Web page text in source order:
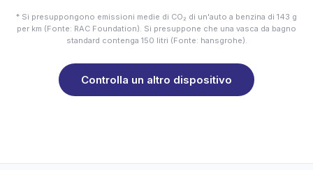
* Si presuppongono emissioni medie di CO₂ di un'auto a benzina di 143 g
per km (Fonte: RAC Foundation). Si presuppone che una vasca da bagno
standard contenga 150 litri (Fonte: hansgrohe).
Controlla un altro dispositivo